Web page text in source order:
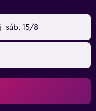
sáb. 15/8